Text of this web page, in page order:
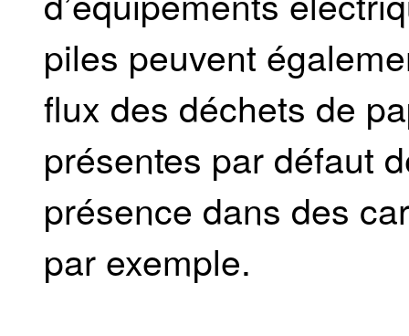
piles peuvent
flux des déchets de
présentes par défaut
présence dans des
par exemple.